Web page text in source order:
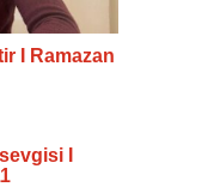
I Ramazan
I